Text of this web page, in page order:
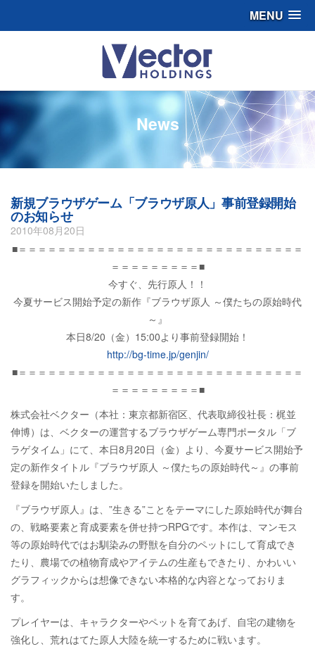
MENU
News
新規ブラウザゲーム「ブラウザ原人」事前登録開始
のお知らせ
2010年08月20日
■＝＝＝＝＝＝＝＝＝＝＝＝＝＝＝＝＝＝＝＝＝＝＝＝＝＝＝＝＝
＝＝＝＝＝＝＝＝＝■
今すぐ、先行原人！！
今夏サービス開始予定の新作『ブラウザ原人 ～僕たちの原始時代
～』
本日8/20（金）15:00より事前登録開始！
http://bg-time.jp/genjin/
■＝＝＝＝＝＝＝＝＝＝＝＝＝＝＝＝＝＝＝＝＝＝＝＝＝＝＝＝＝
＝＝＝＝＝＝＝＝＝■
株式会社ベクター（本社：東京都新宿区、代表取締役社長：梶並
伸博）は、ベクターの運営するブラウザゲーム専門ポータル「ブ
ラゲタイム」にて、本日8月20日（金）より、今夏サービス開始予
定の新作タイトル『ブラウザ原人 ～僕たちの原始時代～』の事前
登録を開始いたしました。
『ブラウザ原人』は、”生きる”ことをテーマにした原始時代が舞台
の、戦略要素と育成要素を併せ持つRPGです。本作は、マンモス
等の原始時代ではお馴染みの野獣を自分のペットにして育成でき
たり、農場での植物育成やアイテムの生産もできたり、かわいい
グラフィックからは想像できない本格的な内容となっておりま
す。
プレイヤーは、キャラクターやペットを育てあげ、自宅の建物を
強化し、荒れはてた原人大陸を統一するために戦います。